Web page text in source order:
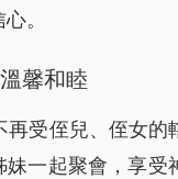
。
馨和睦
再受侄兒、侄女的
妹一起聚會，享受